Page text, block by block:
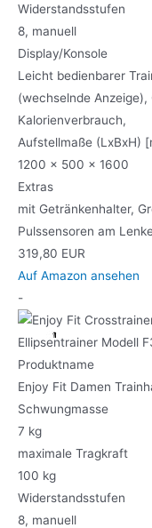
Widerstandsstufen
8, manuell
Display/Konsole
Leicht bedienbarer
(wechselnde
Kalorienverbrauch,
Aufstellmaße (LxBxH)
1200 x 500 x 1600
Extras
mit Getränkenhalter,
Pulssensoren am
319,80 EUR
Auf Amazon ansehen
-
Produktname
Enjoy Fit Damen
Schwungmasse
7 kg
maximale Tragkraft
100 kg
Widerstandsstufen
8, manuell